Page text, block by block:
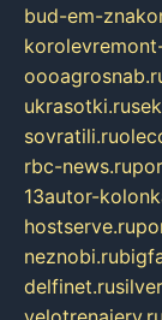
bud-em-
ukrasotki.ru
sovratili.ru
rbc-news.ru
13autor-
hostserve.ru
neznobi.ru
delfinet.ru